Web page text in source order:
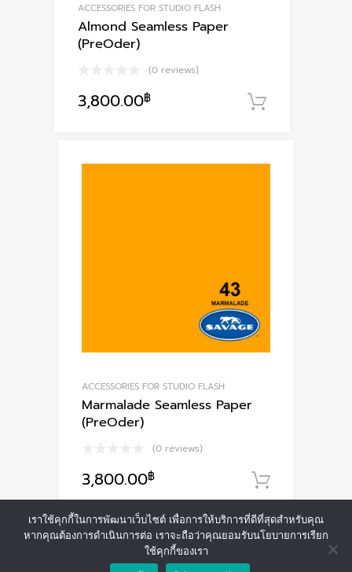
ACCESSORIES FOR STUDIO FLASH
Almond Seamless Paper
(PreOder)
(0 reviews)
3,800.00฿
ACCESSORIES FOR STUDIO FLASH
Marmalade Seamless Paper
(PreOder)
(0 reviews)
3,800.00฿
เราใช้คุกกี้ในการพัฒนาเว็บไซต์ เพื่อการให้บริการที่ดีที่สุดสำหรับคุณ
หากคุณต้องการดำเนินการต่อ เราจะถือว่าคุณยอมรับนโยบายการเรียก
ใช้คุกกี้ของเรา